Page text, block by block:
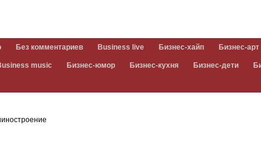
Без комментариев Business live Бизнес-хайп Бизнес-арт
music Бизнес-юмор Бизнес-кухня Бизнес-дети